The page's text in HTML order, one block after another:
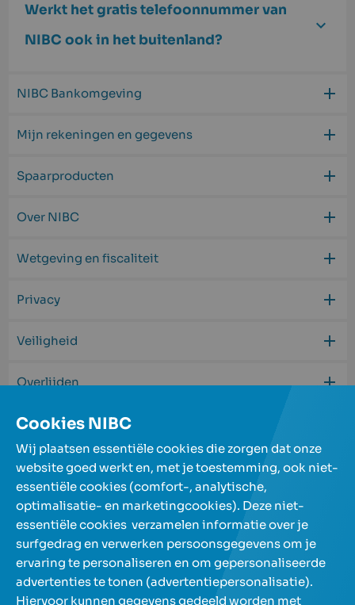
Werkt het gratis telefoonnummer van
NIBC ook in het buitenland?
NIBC Bankomgeving
Mijn rekeningen en gegevens
Spaarproducten
Over NIBC
Wetgeving en fiscaliteit
Privacy
Veiligheid
Overlijden
Begrippen
Onze spaarrekeningen
Over NIBC
Help en contact
Cookies NIBC
Wij plaatsen essentiële cookies die zorgen dat onze
website goed werkt en, met je toestemming, ook niet-
essentiële cookies (comfort-, analytische,
optimalisatie- en marketingcookies). Deze niet-
essentiële cookies verzamelen informatie over je
surfgedrag en verwerken persoonsgegevens om je
ervaring te personaliseren en om gepersonaliseerde
advertenties te tonen (advertentiepersonalisatie).
Hiervoor kunnen gegevens gedeeld worden met